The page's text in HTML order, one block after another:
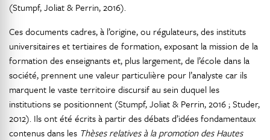
(Stumpf, Joliat & Perrin, 2016).
Ces documents cadres, à l’origine, ou régulateurs, des instituts
universitaires et tertiaires de formation, exposant la mission de la
formation des enseignants et, plus largement, de l’école dans la
société, prennent une valeur particulière pour l’analyste car ils
marquent le vaste territoire discursif au sein duquel les
institutions se positionnent (Stumpf, Joliat & Perrin, 2016 ; Studer,
2012). Ils ont été écrits à partir des débats d’idées fondamentaux
contenus dans les Thèses relatives à la promotion des Hautes